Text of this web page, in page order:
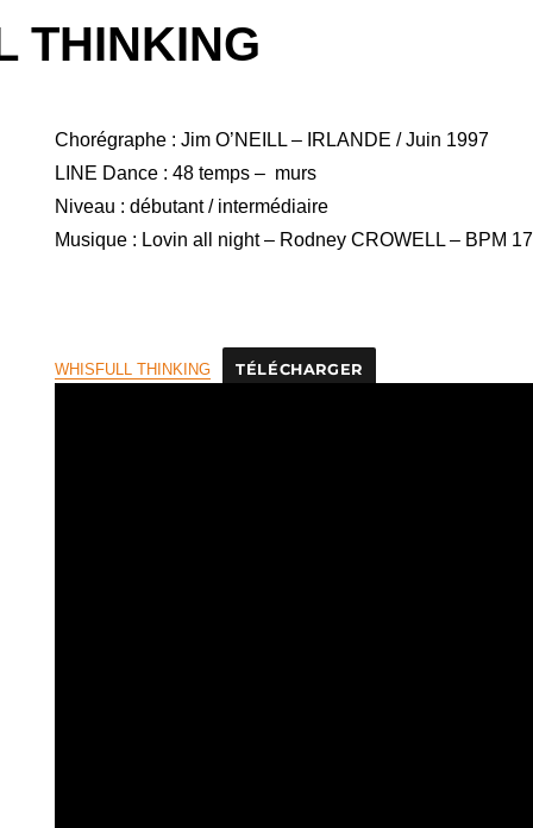
THINKING
Chorégraphe : Jim O’NEILL – IRLANDE / Juin 1997
LINE Dance : 48 temps – murs
Niveau : débutant / intermédiaire
Musique : Lovin all night – Rodney CROWELL – BPM
WHISFULL THINKING TÉLÉCHARGER